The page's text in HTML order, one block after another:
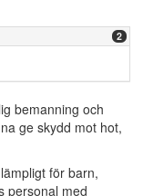
2
bemanning och
ge skydd mot hot,
för barn,
personal med